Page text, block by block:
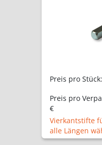
Preis pro Stück:
Preis pro
€
Vierkantstifte
alle Längen